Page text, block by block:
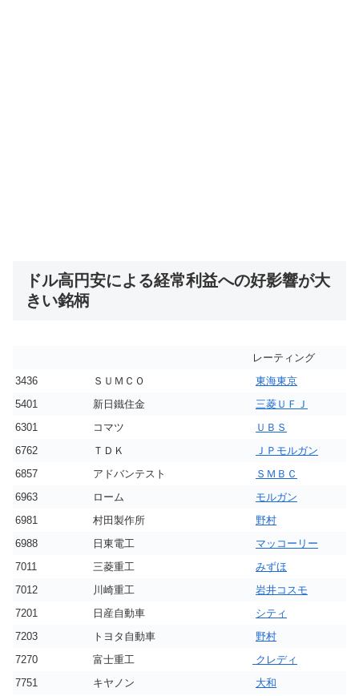
ドル高円安による経常利益への好影響が大
きい銘柄
レーティング
3436
ＳＵＭＣＯ
東海東京
5401
新日鐵住金
三菱ＵＦＪ
6301
コマツ
ＵＢＳ
6762
ＴＤＫ
ＪＰモルガン
6857
アドバンテスト
ＳＭＢＣ
6963
ローム
モルガン
6981
村田製作所
野村
6988
日東電工
マッコーリー
7011
三菱重工
みずほ
7012
川崎重工
岩井コスモ
7201
日産自動車
シティ
7203
トヨタ自動車
野村
7270
富士重工
クレディ
7751
キヤノン 大和